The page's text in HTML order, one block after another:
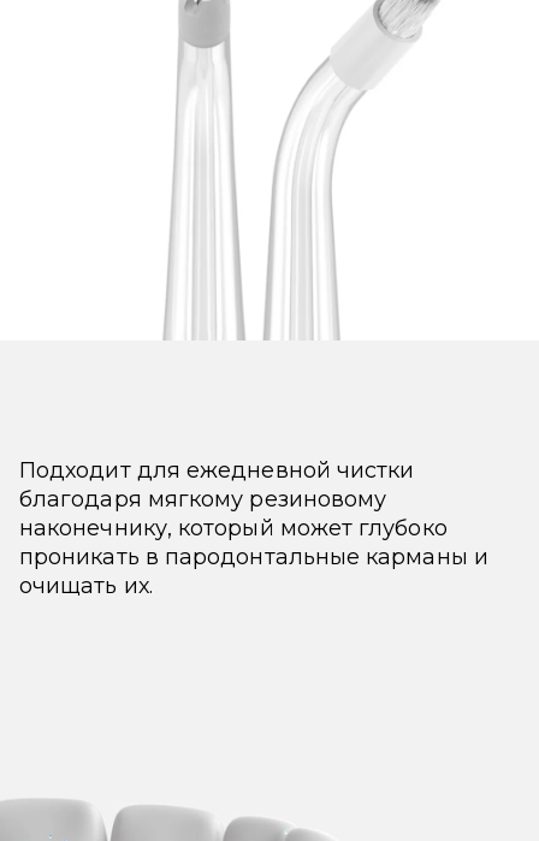
Подходит для ежедневной чистки
благодаря мягкому резиновому
наконечнику, который может глубоко
проникать в пародонтальные карманы и
очищать их.